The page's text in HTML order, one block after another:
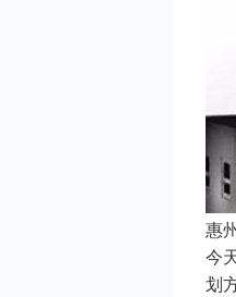
惠
今
划